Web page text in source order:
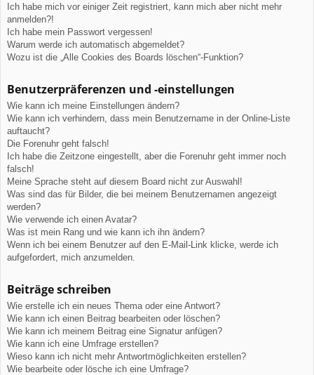
Ich habe mich vor einiger Zeit registriert, kann mich aber nicht mehr
anmelden?!
Ich habe mein Passwort vergessen!
Warum werde ich automatisch abgemeldet?
Wozu ist die „Alle Cookies des Boards löschen“-Funktion?
Benutzerpräferenzen und -einstellungen
Wie kann ich meine Einstellungen ändern?
Wie kann ich verhindern, dass mein Benutzername in der Online-Liste
auftaucht?
Die Forenuhr geht falsch!
Ich habe die Zeitzone eingestellt, aber die Forenuhr geht immer noch
falsch!
Meine Sprache steht auf diesem Board nicht zur Auswahl!
Was sind das für Bilder, die bei meinem Benutzernamen angezeigt
werden?
Wie verwende ich einen Avatar?
Was ist mein Rang und wie kann ich ihn ändern?
Wenn ich bei einem Benutzer auf den E-Mail-Link klicke, werde ich
aufgefordert, mich anzumelden.
Beiträge schreiben
Wie erstelle ich ein neues Thema oder eine Antwort?
Wie kann ich einen Beitrag bearbeiten oder löschen?
Wie kann ich meinem Beitrag eine Signatur anfügen?
Wie kann ich eine Umfrage erstellen?
Wieso kann ich nicht mehr Antwortmöglichkeiten erstellen?
Wie bearbeite oder lösche ich eine Umfrage?